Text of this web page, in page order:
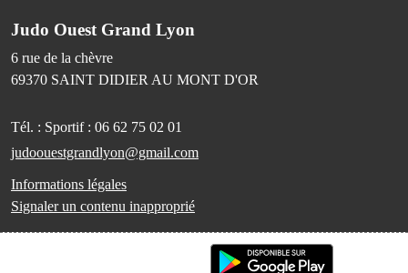
Judo Ouest Grand Lyon
6 rue de la chèvre
69370 SAINT DIDIER AU MONT D'OR
Tél. : Sportif : 06 62 75 02 01
judoouestgrandlyon@gmail.com
Informations légales
Signaler un contenu inapproprié